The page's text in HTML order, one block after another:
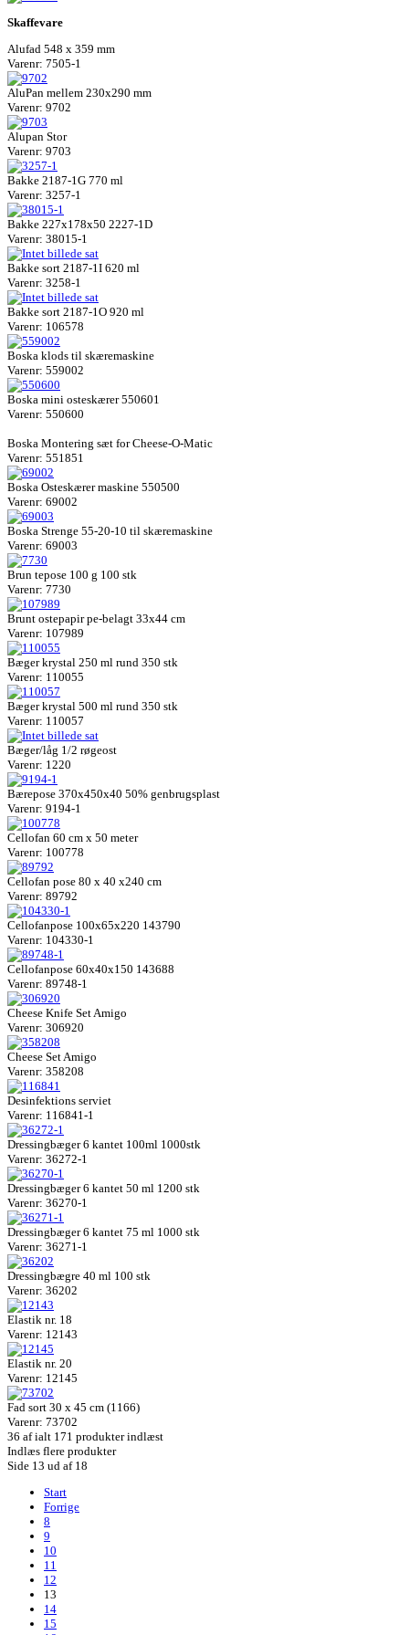
Skaffevare
Alufad 548 x 359 mm
Varenr: 7505-1
AluPan mellem 230x290 mm
Varenr: 9702
Alupan Stor
Varenr: 9703
Bakke 2187-1G 770 ml
Varenr: 3257-1
Bakke 227x178x50 2227-1D
Varenr: 38015-1
Bakke sort 2187-1I 620 ml
Varenr: 3258-1
Bakke sort 2187-1O 920 ml
Varenr: 106578
Boska klods til skæremaskine
Varenr: 559002
Boska mini osteskærer 550601
Varenr: 550600
Boska Montering sæt for Cheese-O-Matic
Varenr: 551851
Boska Osteskærer maskine 550500
Varenr: 69002
Boska Strenge 55-20-10 til skæremaskine
Varenr: 69003
Brun tepose 100 g 100 stk
Varenr: 7730
Brunt ostepapir pe-belagt 33x44 cm
Varenr: 107989
Bæger krystal 250 ml rund 350 stk
Varenr: 110055
Bæger krystal 500 ml rund 350 stk
Varenr: 110057
Bæger/låg 1/2 røgeost
Varenr: 1220
Bærepose 370x450x40 50% genbrugsplast
Varenr: 9194-1
Cellofan 60 cm x 50 meter
Varenr: 100778
Cellofan pose 80 x 40 x240 cm
Varenr: 89792
Cellofanpose 100x65x220 143790
Varenr: 104330-1
Cellofanpose 60x40x150 143688
Varenr: 89748-1
Cheese Knife Set Amigo
Varenr: 306920
Cheese Set Amigo
Varenr: 358208
Desinfektions serviet
Varenr: 116841-1
Dressingbæger 6 kantet 100ml 1000stk
Varenr: 36272-1
Dressingbæger 6 kantet 50 ml 1200 stk
Varenr: 36270-1
Dressingbæger 6 kantet 75 ml 1000 stk
Varenr: 36271-1
Dressingbægre 40 ml 100 stk
Varenr: 36202
Elastik nr. 18
Varenr: 12143
Elastik nr. 20
Varenr: 12145
Fad sort 30 x 45 cm (1166)
Varenr: 73702
36 af ialt 171 produkter indlæst
Indlæs flere produkter
Side 13 ud af 18
Start
Forrige
8
9
10
11
12
13
14
15